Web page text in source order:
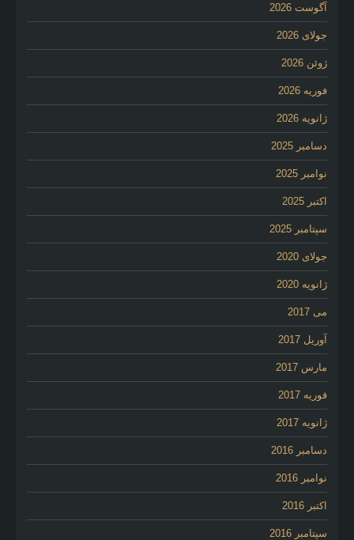
آگوست 2026
جولای 2026
ژوئن 2026
فوریه 2026
ژانویه 2026
دسامبر 2025
نوامبر 2025
اکتبر 2025
سپتامبر 2025
جولای 2020
ژانویه 2020
می 2017
آوریل 2017
مارس 2017
فوریه 2017
ژانویه 2017
دسامبر 2016
نوامبر 2016
اکتبر 2016
سپتامبر 2016